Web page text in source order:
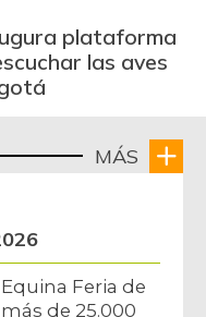
plataforma
las aves
MÁS
Feria de
de 25.000